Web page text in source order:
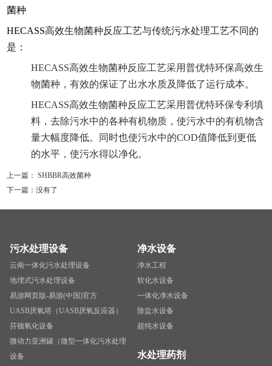
菌种
HECASS高效生物菌种反应工艺与传统污水处理工艺不同的
是：
HECASS高效生物菌种反应工艺采用普优特环保高效生
物菌种，有效的保证了出水水质及降低了运行成本。
HECASS高效生物菌种反应工艺采用普优特环保专利填
料，去除污水中的各种有机物质，使污水中的有机物含
量大幅度降低。同时也使污水中的COD值降低到更低
的水平，使污水得以净化。
上一篇： SHBBR高效菌种
下一篇：没有了
污水处理设备
云南一体化污水处理设备
地埋式污水处理设备
易游网页版-易游(中国)官方
UASB厌氧塔（UASB厌氧反应器）
芬顿氧化设备
微动力亚洲罐（微型一体化污水处理
设备
净水设备
净水工程
软化水设备
一体化净水设备
除盐水设备
超纯水设备
水处理药剂